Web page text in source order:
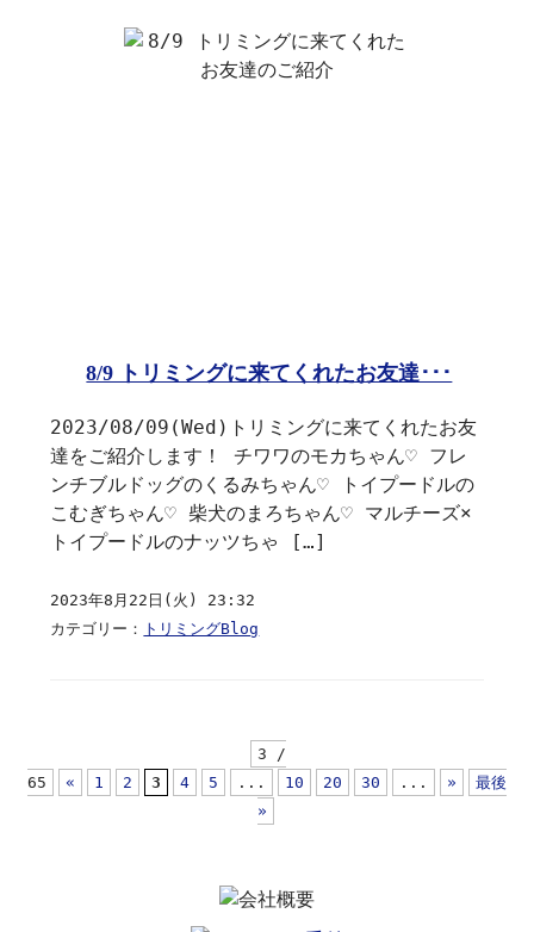
8/9 トリミングに来てくれたお友達･･･
2023/08/09(Wed)トリミングに来てくれたお友
達をご紹介します！ チワワのモカちゃん♡ フレ
ンチブルドッグのくるみちゃん♡ トイプードルの
こむぎちゃん♡ 柴犬のまろちゃん♡ マルチーズ×
トイプードルのナッツちゃ […]
2023年8月22日(火) 23:32
カテゴリー： トリミングBlog
3 /
65
« 1 2 3 4 5 ... 10 20 30 ... »
最後
»